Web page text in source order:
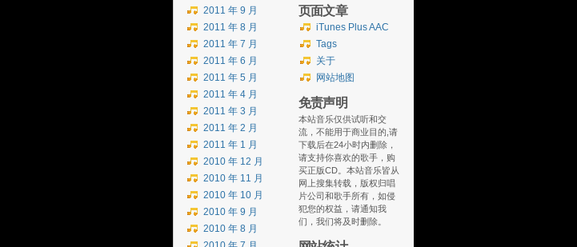
页面文章
iTunes Plus AAC
Tags
关于
网站地图
免责声明
本站音乐仅供试听和交
流，不能用于商业目的,请
下载后在24小时内删除，
请支持你喜欢的歌手，购
买正版CD。本站音乐皆从
网上搜集转载，版权归唱
片公司和歌手所有，如侵
犯您的权益，请通知我
们，我们将及时删除。
2011 年 9 月
2011 年 8 月
2011 年 7 月
2011 年 6 月
2011 年 5 月
2011 年 4 月
2011 年 3 月
2011 年 2 月
2011 年 1 月
2010 年 12 月
2010 年 11 月
2010 年 10 月
2010 年 9 月
2010 年 8 月